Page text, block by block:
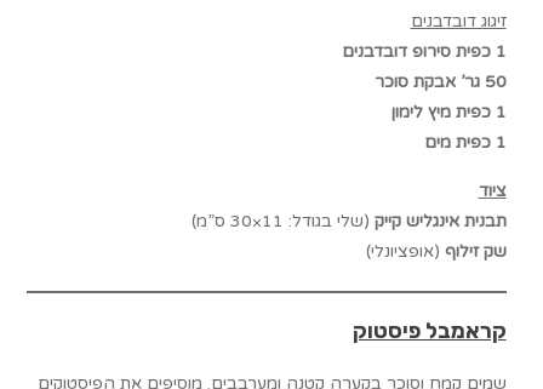
זיגוג דובדבנים
1 כפית סירופ דובדבנים
50 גר’ אבקת סוכר
1 כפית מיץ לימון
1 כפית מים
ציוד
תבנית אינגליש קייק (שלי בגודל: 11×30 ס”מ)
שק זילוף (אופציונלי)
קראמבל פיסטוק
שמים קמח וסוכר בקערה קטנה ומערבבים. מוסיפים את הפיסטוקים